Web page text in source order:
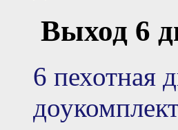
Выход 6
6 пехотная